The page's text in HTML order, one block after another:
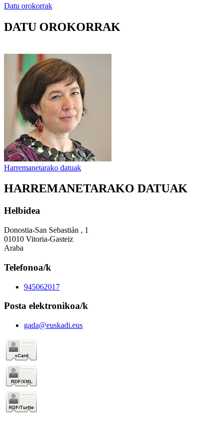
Datu orokorrak
DATU OROKORRAK
Harremanetarako datuak
HARREMANETARAKO DATUAK
Helbidea
Donostia-San Sebastián , 1
01010 Vitoria-Gasteiz
Araba
Telefonoa/k
945062017
Posta elektronikoa/k
gada@euskadi.eus